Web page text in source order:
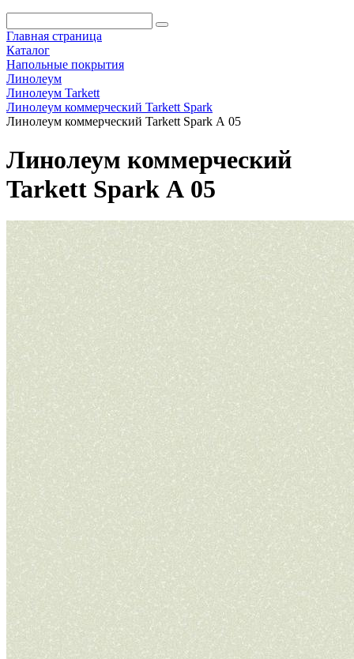
Главная страница
Каталог
Напольные покрытия
Линолеум
Линолеум Tarkett
Линолеум коммерческий Tarkett Spark
Линолеум коммерческий Tarkett Spark А 05
Линолеум коммерческий
Tarkett Spark А 05